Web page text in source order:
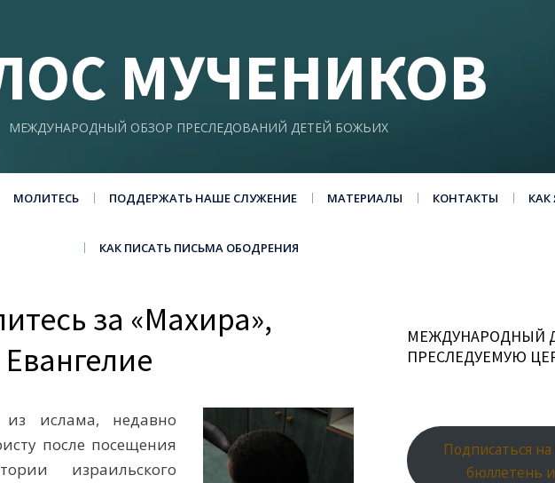
МУЧЕНИКОВ
МЕЖДУНАРОДНЫЙ ОБЗОР ПРЕСЛЕДОВАНИЙ ДЕТЕЙ БОЖЬИХ
МОЛИТЕСЬ ПОДДЕРЖАТЬ НАШЕ СЛУЖЕНИЕ МАТЕРИАЛЫ КОНТАКТЫ
КАК ПИСАТЬ ПИСЬМА ОБОДРЕНИЯ
за «Махира»,
из ислама, недавно
после посещения
израильского
МЕЖДУНАРОДНЫЙ
ПРЕСЛЕДУЕМУЮ
Подписаться
бюллетень